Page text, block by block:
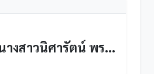
นางสาวนิศารัตน์ พรมตัน